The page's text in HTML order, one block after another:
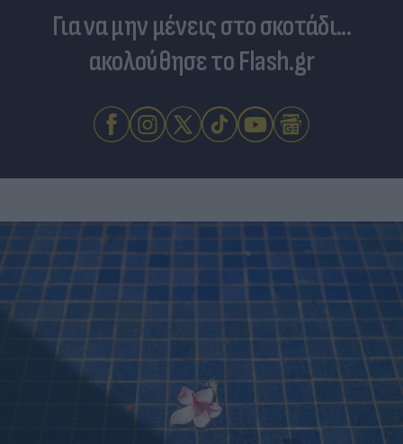
Για να μην μένεις στο σκοτάδι...
ακολούθησε το Flash.gr